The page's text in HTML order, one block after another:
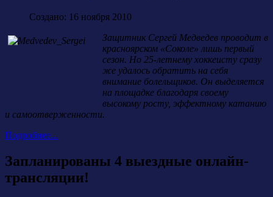
Создано: 16 ноября 2010
Защитник Сергей Медведев проводит в
красноярском «Соколе» лишь первый
сезон. Но 25-летнему хоккеисту сразу
же удалось обратить на себя
внимание болельщиков. Он выделяется
на площадке благодаря своему
высокому росту, эффектному катанию
и самоотверженности.
Подробнее...
Запланированы 4 выездные онлайн-
трансляции!